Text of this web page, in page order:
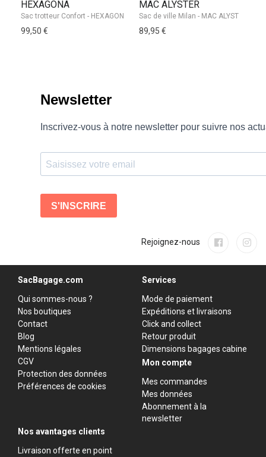
HEXAGONA
99,50 €
MAC ALYSTER
89,95 €
Rejoignez-nous
SacBagage.com
Qui sommes-nous ?
Nos boutiques
Contact
Blog
Mentions légales
CGV
Protection des données
Préférences de cookies
Services
Mode de paiement
Expéditions et livraisons
Click and collect
Retour produit
Dimensions bagages cabine
Mon compte
Mes commandes
Mes données
Abonnement à la
newsletter
Nos avantages clients
Livraison offerte en point